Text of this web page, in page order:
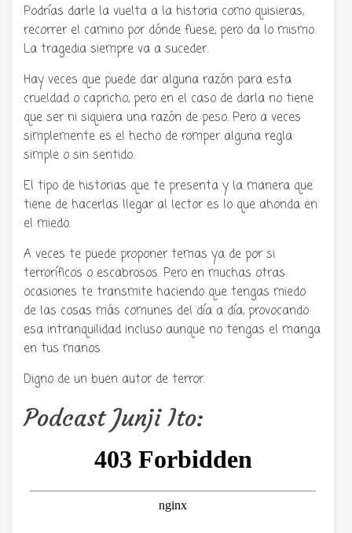
Podrías darle la vuelta a la historia como quisieras,
recorrer el camino por dónde fuese, pero da lo mismo.
La tragedia siempre va a suceder.
Hay veces que puede dar alguna razón para esta
crueldad o capricho, pero en el caso de darla no tiene
que ser ni siquiera una razón de peso. Pero a veces
simplemente es el hecho de romper alguna regla
simple o sin sentido.
El tipo de historias que te presenta y la manera que
tiene de hacerlas llegar al lector es lo que ahonda en
el miedo.
A veces te puede proponer temas ya de por si
terroríficos o escabrosos. Pero en muchas otras
ocasiones te transmite haciendo que tengas miedo
de las cosas más comunes del día a día, provocando
esa intranquilidad incluso aunque no tengas el manga
en tus manos.
Digno de un buen autor de terror.
Podcast Junji Ito: